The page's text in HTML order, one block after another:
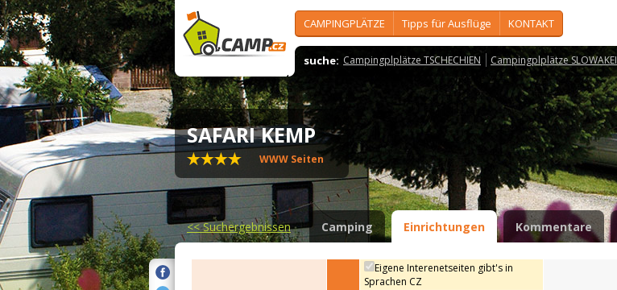
CAMPINGPLÄTZE Tipps für Ausflüge KONTAKT
suche: Campingplplätze TSCHECHIEN Campingplplätze SLOWAKEI
SAFARI KEMP
WWW Seiten
<<Suchergebnissen Camping Einrichtungen Kommentare
Eigene Interenetseiten gibt's in
Sprachen CZ